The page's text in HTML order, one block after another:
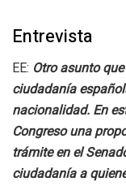
Entrevista
EE: Otro asunto
ciudadanía
nacionalidad. En
Congreso una
trámite en el
ciudadanía a